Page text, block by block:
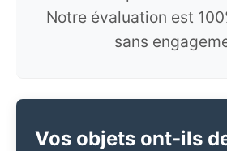
Notre évaluation est
sans
Vos objets ont-ils